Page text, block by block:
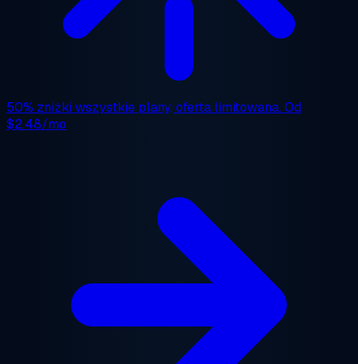
50% zniżki wszystkie plany, oferta limitowana. Od
$2.48/mo